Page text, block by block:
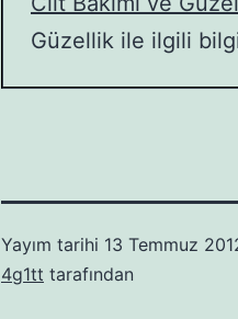
Güzellik ile ilgili
Yayım tarihi 13 Temmuz
4g1tt tarafından